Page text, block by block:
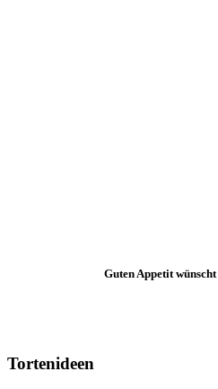
Guten Appetit wünscht
Tortenideen